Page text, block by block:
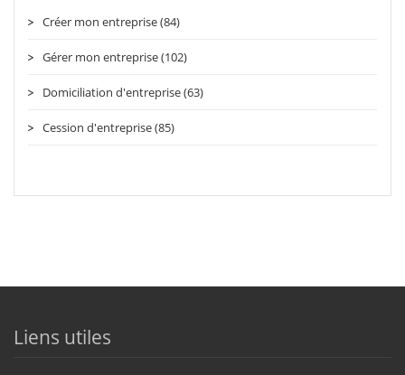
Créer mon entreprise (84)
Gérer mon entreprise (102)
Domiciliation d'entreprise (63)
Cession d'entreprise (85)
Liens utiles